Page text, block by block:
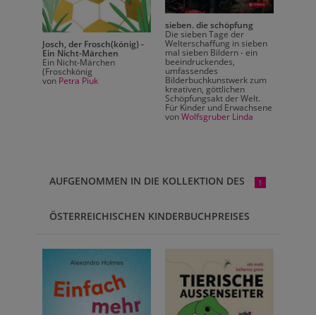
Josch, der Frosch(könig) -
Ein Nicht-Märchen
Ein Nicht-Märchen
(Froschkönig
von Petra Piuk
sieben. die schöpfung
Die sieben Tage der
Welterschaffung in sieben
mal sieben Bildern - ein
beeindruckendes,
umfassendes
Bilderbuchkunstwerk zum
kreativen, göttlichen
Schöpfungsakt der Welt.
Für Kinder und Erwachsene
von Wolfsgruber Linda
AUFGENOMMEN IN DIE KOLLEKTION DES
ÖSTERREICHISCHEN KINDERBUCHPREISES
1